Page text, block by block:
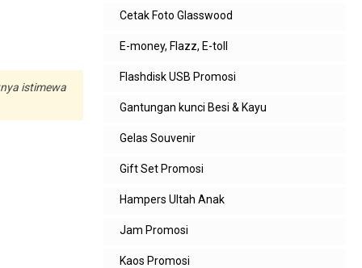
istimewa
Cetak Foto Glasswood
E-money, Flazz, E-toll
Flashdisk USB Promosi
Gantungan kunci Besi & Kayu
Gelas Souvenir
Gift Set Promosi
Hampers Ultah Anak
Jam Promosi
Kaos Promosi